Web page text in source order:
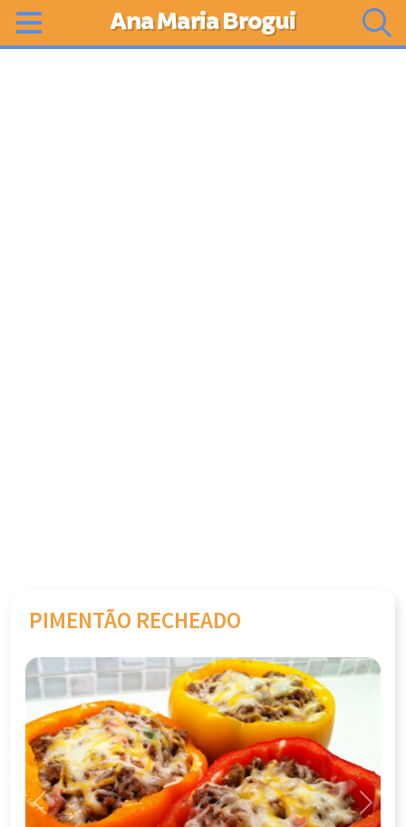
Ana Maria Brogui
PIMENTÃO RECHEADO
Previous Next